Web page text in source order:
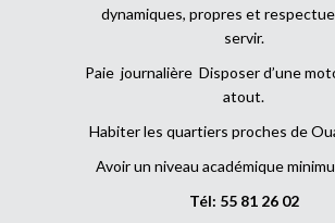
dynamiques, propres et
servir.
Paie journalière Disposer d’une
atout.
Habiter les quartiers proches de
Avoir un niveau académique
Tél: 55 81 26 02